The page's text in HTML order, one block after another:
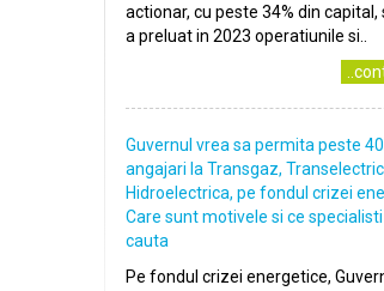
actionar, cu peste 34% din capital,
a preluat in 2023 operatiunile si..
Guvernul vrea sa permita peste
angajari la Transgaz,
Hidroelectrica, pe fondul crizei
Care sunt motivele si ce
cauta
Pe fondul crizei energetice,